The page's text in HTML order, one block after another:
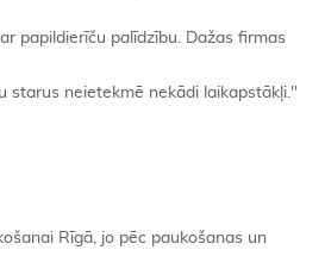
papildierīču palīdzību. Dažas firmas
starus neietekmē nekādi laikapstākļi."
Rīgā, jo pēc paukošanas un